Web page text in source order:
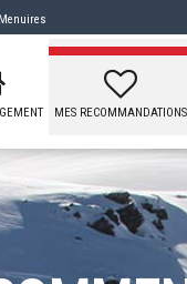
MES RECOMMANDATIONS